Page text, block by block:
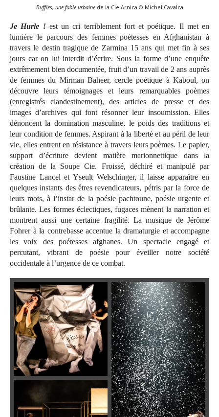
Buffles, une fable urbainede la Cie Arnica © Michel Cavalca
Je Hurle !est un cri terriblement fort et poétique. Il met en
lumière le parcours des femmes poétesses en Afghanistan à
travers le destin tragique de Zarmina 15 ans qui met fin à ses
jours car on lui interdit d’écrire. Sous la forme d’une enquête
extrêmement bien documentée, fruit d’un travail de 2 ans auprès
de femmes du Mirman Baheer, cercle poétique à Kaboul, on
découvre leurs témoignages et leurs remarquables poèmes
(enregistrés clandestinement), des articles de presse et des
images d’archives qui font résonner leur insoumission. Elles
dénoncent la domination masculine, le poids des traditions et
leur condition de femmes. Aspirant à la liberté et au péril de leur
vie, elles entrent en résistance à travers leurs poèmes. Le papier,
support d’écriture devient matière marionnettique dans la
création de la Soupe Cie. Froissé, déchiré et manipulé par
Faustine Lancel et Yseult Welschinger, il laisse apparaître en
quelques instants des êtres revendicateurs, pétris par la force de
leurs mots, à l’instar de la poésie pachtoune, poésie urgente et
brûlante. Les formes éclectiques, fugaces mènent la narration et
montrent aussi une certaine fragilité. La musique de Jérôme
Fohrer à la contrebasse accentue la dramaturgie et accompagne
les voix des poétesses afghanes. Un spectacle engagé et
percutant, vibrant de poésie pour éveiller notre société
occidentale à l’urgence de ce combat.